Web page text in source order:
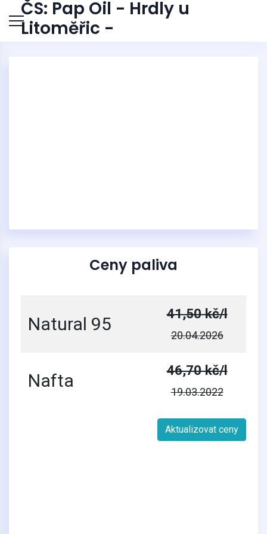
ČS: Pap Oil - Hrdly u
Litoměřic -
Ceny paliva
Natural 95 41,50 kč/l
20.04.2026
Nafta 46,70 kč/l
19.03.2022
Aktualizovat ceny